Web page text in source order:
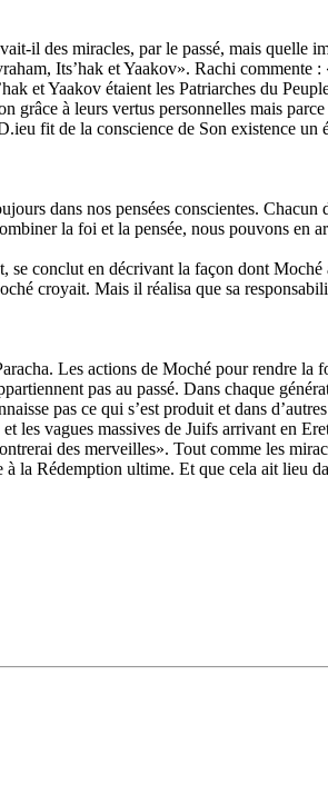
il des miracles, par le passé, mais quelle
Its’hak et Yaakov». Rachi commente :
et Yaakov étaient les Patriarches du
à leurs vertus personnelles mais
fit de la conscience de Son existence
dans nos pensées conscientes.
la foi et la pensée, nous pouvons
se conclut en décrivant la façon dont
croyait. Mais il réalisa que sa
Les actions de Moché pour rendre la
pas au passé. Dans chaque
pas ce qui s’est produit et dans
les vagues massives de Juifs arrivant en
des merveilles». Tout comme les
la Rédemption ultime. Et que cela ait lieu